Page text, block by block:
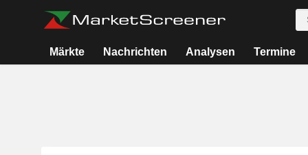
Märkte Nachrichten Analysen Termine